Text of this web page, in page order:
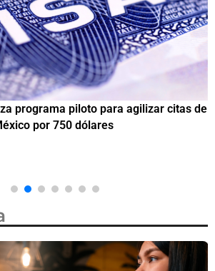
programa piloto para agilizar citas de
por 750 dólares